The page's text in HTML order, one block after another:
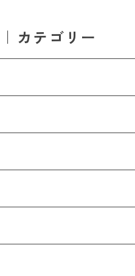
カテゴリー